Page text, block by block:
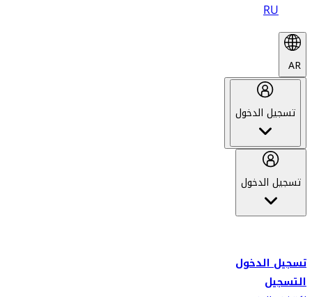
RU
AR
تسجيل الدخول
تسجيل الدخول
تسجيل الدخول
التسجيل